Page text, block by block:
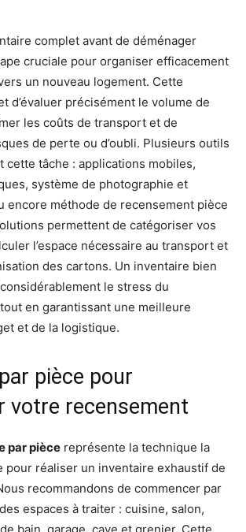
complet avant de déménager
cruciale pour organiser efficacement
un nouveau logement. Cette
d’évaluer précisément le volume de
les coûts de transport et de
de perte ou d’oubli. Plusieurs outils
cette tâche : applications mobiles,
système de photographie et
encore méthode de recensement pièce
permettent de catégoriser vos
l’espace nécessaire au transport et
des cartons. Un inventaire bien
le stress du
en garantissant une meilleure
et de la logistique.
pièce pour
votre recensement
par pièce représente la technique la
pour réaliser un inventaire exhaustif de
recommandons de commencer par
espaces à traiter : cuisine, salon,